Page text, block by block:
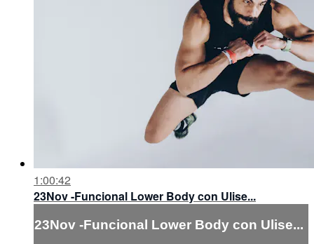
1:00:42
23Nov -Funcional Lower Body con Ulise...
23Nov -Funcional Lower Body con Ulise...